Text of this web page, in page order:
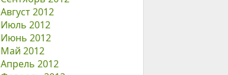
Август 2012
Июль 2012
Июнь 2012
Май 2012
Апрель 2012